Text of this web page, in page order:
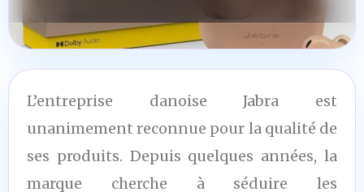
L’entreprise danoise Jabra est
unanimement reconnue pour la qualité de
ses produits. Depuis quelques années, la
marque cherche à séduire les